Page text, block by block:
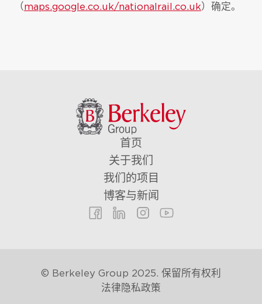
（maps.google.co.uk/nationalrail.co.uk）确定。
首页
关于我们
我们的项目
博客与新闻
© Berkeley Group 2025. 保留所有权利
法律隐私政策